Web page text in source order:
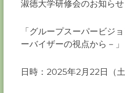
つ
千
の
－
淑徳大学研修会のお知らせ
「グループスーパービジ
ーバイザーの視点から－」
日時：2025年2月22日（